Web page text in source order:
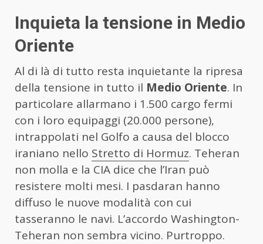
Inquieta la tensione in Medio
Oriente
Al di là di tutto resta inquietante la ripresa
della tensione in tutto il Medio Oriente. In
particolare allarmano i 1.500 cargo fermi
con i loro equipaggi (20.000 persone),
intrappolati nel Golfo a causa del blocco
iraniano nello Stretto di Hormuz. Teheran
non molla e la CIA dice che l’Iran può
resistere molti mesi. I pasdaran hanno
diffuso le nuove modalità con cui
tasseranno le navi. L’accordo Washington-
Teheran non sembra vicino. Purtroppo.